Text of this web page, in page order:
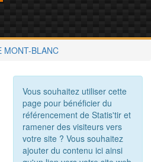
MONT-BLANC
Vous souhaitez utiliser cette
page pour bénéficier du
référencement de Statis'tir et
ramener des visiteurs vers
votre site ? Vous souhaitez
ajouter du contenu ici ainsi